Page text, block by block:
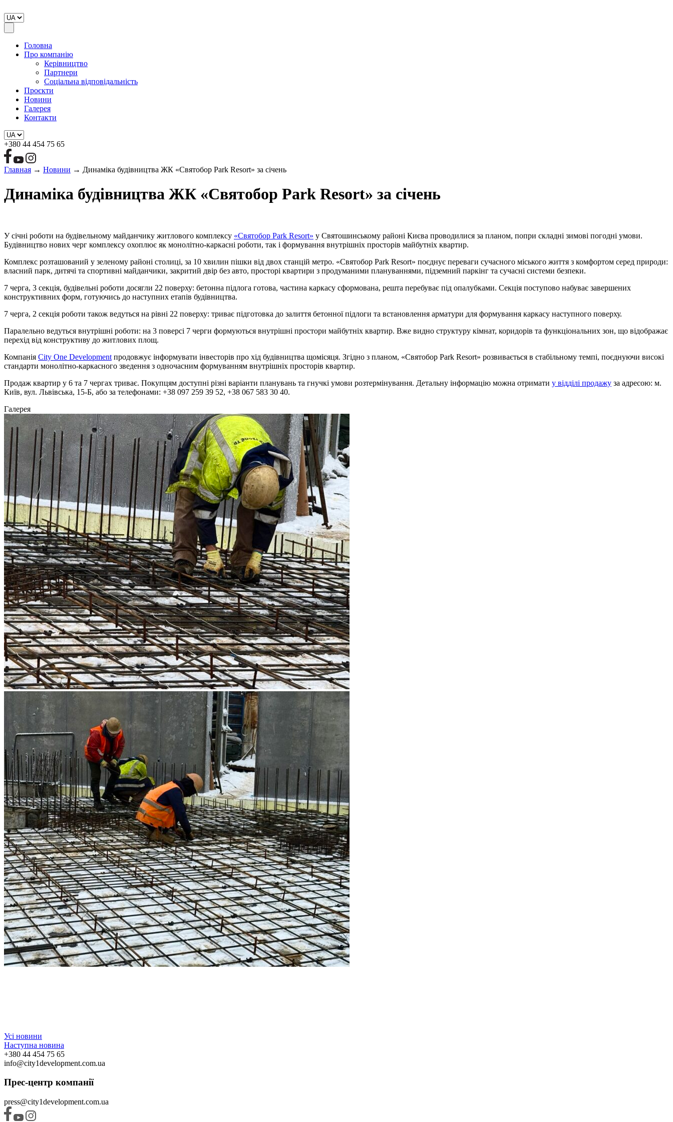
Головна
Про компанію
Керівництво
Партнери
Соціальна відповідальність
Проєкти
Новини
Галерея
Контакти
+380 44 454 75 65
Главная → Новини → Динаміка будівництва ЖК «Святобор Park Resort» за січень
Динаміка будівництва ЖК «Святобор Park Resort» за січень
У січні роботи на будівельному майданчику житлового комплексу «Святобор Park Resort» у Святошинському районі Києва проводилися за планом, попри складні зимові погодні умови.
Будівництво нових черг комплексу охоплює як монолітно-каркасні роботи, так і формування внутрішніх просторів майбутніх квартир.
Комплекс розташований у зеленому районі столиці, за 10 хвилин пішки від двох станцій метро. «Святобор Park Resort» поєднує переваги сучасного міського життя з комфортом серед природи:
власний парк, дитячі та спортивні майданчики, закритий двір без авто, просторі квартири з продуманими плануваннями, підземний паркінг та сучасні системи безпеки.
7 черга, 3 секція, будівельні роботи досягли 22 поверху: бетонна підлога готова, частина каркасу сформована, решта перебуває під опалубками. Секція поступово набуває завершених
конструктивних форм, готуючись до наступних етапів будівництва.
7 черга, 2 секція роботи також ведуться на рівні 22 поверху: триває підготовка до залиття бетонної підлоги та встановлення арматури для формування каркасу наступного поверху.
Паралельно ведуться внутрішні роботи: на 3 поверсі 7 черги формуються внутрішні простори майбутніх квартир. Вже видно структуру кімнат, коридорів та функціональних зон, що відображає
перехід від конструктиву до житлових площ.
Компанія City One Development продовжує інформувати інвесторів про хід будівництва щомісяця. Згідно з планом, «Святобор Park Resort» розвивається в стабільному темпі, поєднуючи високі
стандарти монолітно-каркасного зведення з одночасним формуванням внутрішніх просторів квартир.
Продаж квартир у 6 та 7 чергах триває. Покупцям доступні різні варіанти планувань та гнучкі умови розтермінування. Детальну інформацію можна отримати у відділі продажу за адресою: м.
Київ, вул. Львівська, 15-Б, або за телефонами: +38 097 259 39 52, +38 067 583 30 40.
Галерея
Усі новини
Наступна новина
+380 44 454 75 65
info@city1development.com.ua
Прес-центр компанії
press@city1development.com.ua